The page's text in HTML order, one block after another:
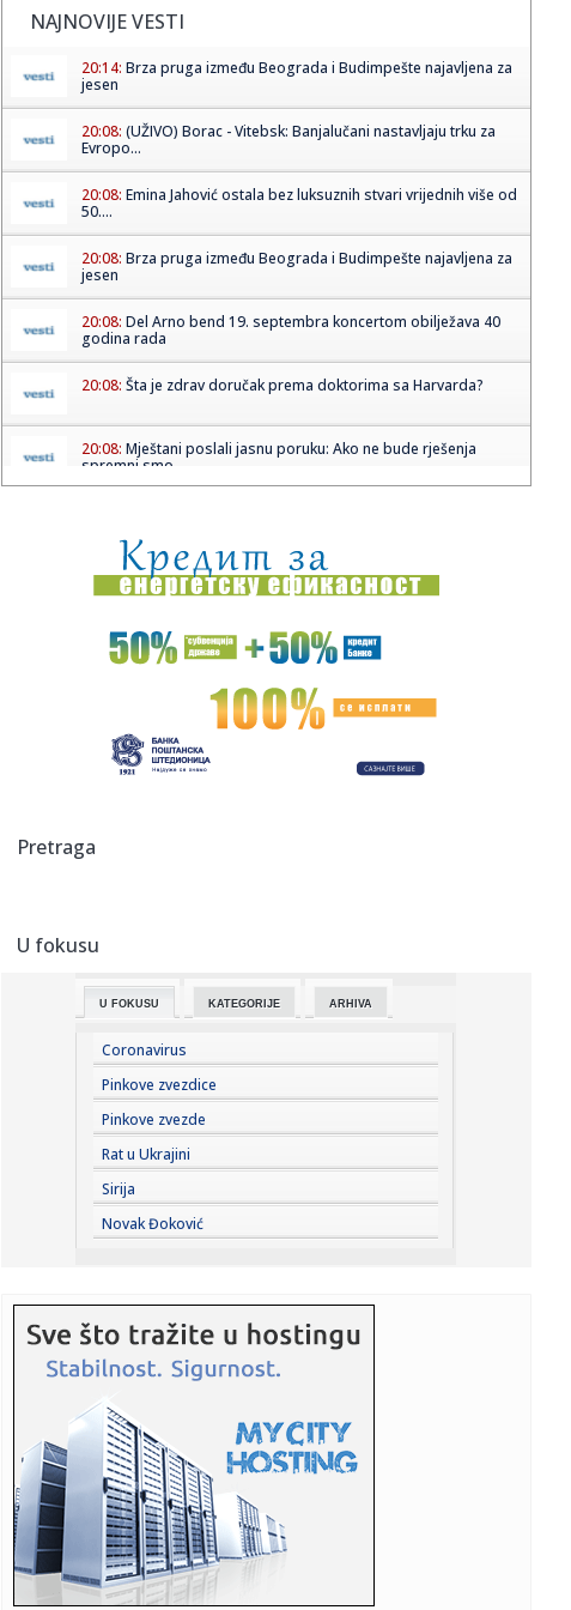
NAJNOVIJE VESTI
20:14: Brza pruga između Beograda i Budimpešte najavljena za
jesen
20:08: (UŽIVO) Borac - Vitebsk: Banjalučani nastavljaju trku za
Evropo...
20:08: Emina Jahović ostala bez luksuznih stvari vrijednih više od
50....
20:08: Brza pruga između Beograda i Budimpešte najavljena za
jesen
20:08: Del Arno bend 19. septembra koncertom obilježava 40
godina rada
20:08: Šta je zdrav doručak prema doktorima sa Harvarda?
20:08: Mještani poslali jasnu poruku: Ako ne bude rješenja
spremni smo...
20:07:Poznati NBA analitičar o Filadelfiji: "Ne znam gde se Braun
ukla...
20:04:Kostić predstavljen u Ajndhovenu: Kada je stigao poziv,
odmah sa...
Iran priprema zakon koji bi neprijateljskim brodovima
20:00:Počela inspekcijska kontrola neracionalne potrošnje vode
naselje o...
20:00:
20:00:
(SASTAVI) ILIĆ OTVORIO KARTE: Jedna stvar odmah upada
19:59:Zelenski presekao: Smenjeni su
19:54:Dejvis i Vašington – odložena važna odluka
19:53:Novi Skaj podaci stigli u Srbiju, Evrodžast pokreće akciju
"Let...
19:51: Partizan ostao bez još jednog pojačanja
19:48:
Kra...
19:46:Da li vredi kupiti "Fiću" bez krova? – Fiat 500C | Auto Test
19:44:Evo kakvo je stanje na granicama: Putnička vozila čekaju tri
sa...
19:44:SVE JE DOGOVORENO PREKO MARINA: Agent otkrio šta se
Pretraga
U fokusu
U FOKUSU KATEGORIJE ARHIVA
Coronavirus
Pinkove zvezdice
Pinkove zvezde
Rat u Ukrajini
Sirija
Novak Đoković